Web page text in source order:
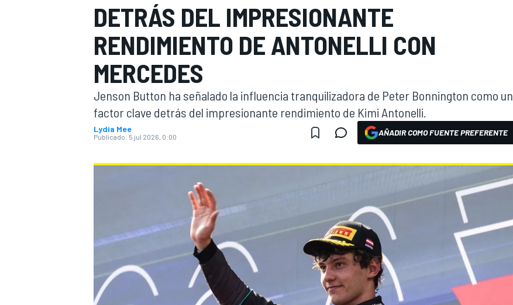
FÓRMULA E MOTO
RALLY
MÁS
DETRÁS DEL IMPRESIONANTE
RENDIMIENTO DE ANTONELLI CON
MERCEDES
Jenson Button ha señalado la influencia tranquilizadora de Peter Bonnington como un
factor clave detrás del impresionante rendimiento de Kimi Antonelli.
Lydia Mee
Publicado: 5 jul 2026, 0:00 AÑADIR COMO FUENTE PREFERENTE